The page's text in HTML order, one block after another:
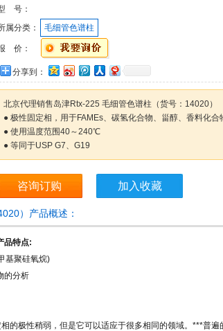
号：
属分类：
毛细管色谱柱
价：
分享到：
北京代理销售岛津Rtx-225 毛细管色谱柱（货号：14020）
● 极性固定相，用于FAMEs、碳氢化合物、甾醇、香料化合
● 使用温度范围40～240℃
● 等同于USP G7、G19
咨询订购 加入收藏
）产品概述：
品特点:
基聚硅氧烷)
的分析
的极性稍弱，但是它可以适应于很多相同的领域。***普遍